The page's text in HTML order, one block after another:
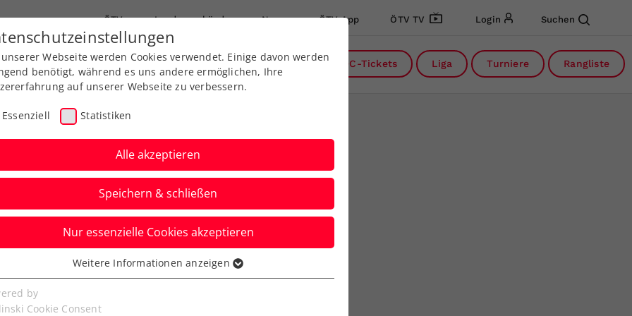
ÖTV Landesverbände News ÖTV App ÖTV TV Login Suchen
Ausbildung Services Über uns DC-Tickets Liga Turniere Rangliste
Zimmer gelingt
Doppel
Webseite werden Cookies verwendet. Einige davon werden
benötigt, während es uns andere ermöglichen, Ihre
auf unserer Webseite zu verbessern.
Essenziell Statistiken
Alle akzeptieren
Speichern & schließen
Nur essenzielle Cookies akzeptieren
Cookies werden für grundlegende Funktionen der
benötigt. Dadurch ist gewährleistet, dass die Webseite
Weitere Informationen anzeigen
by
Cookie Consent